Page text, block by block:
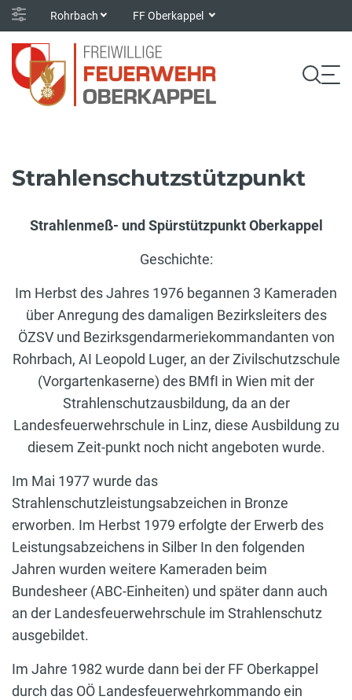
Rohrbach FF Oberkappel
Strahlenschutzstützpunkt
Strahlenmeß- und Spürstützpunkt Oberkappel
Geschichte:
Im Herbst des Jahres 1976 begannen 3 Kameraden
über Anregung des damaligen Bezirksleiters des
ÖZSV und Bezirksgendarmeriekommandanten von
Rohrbach, AI Leopold Luger, an der Zivilschutzschule
(Vorgartenkaserne) des BMfI in Wien mit der
Strahlenschutzausbildung, da an der
Landesfeuerwehrschule in Linz, diese Ausbildung zu
diesem Zeit-punkt noch nicht angeboten wurde.
Im Mai 1977 wurde das
Strahlenschutzleistungsabzeichen in Bronze
erworben. Im Herbst 1979 erfolgte der Erwerb des
Leistungsabzeichens in Silber In den folgenden
Jahren wurden weitere Kameraden beim
Bundesheer (ABC-Einheiten) und später dann auch
an der Landesfeuerwehrschule im Strahlenschutz
ausgebildet.
Im Jahre 1982 wurde dann bei der FF Oberkappel
durch das OÖ Landesfeuerwehrkommando ein